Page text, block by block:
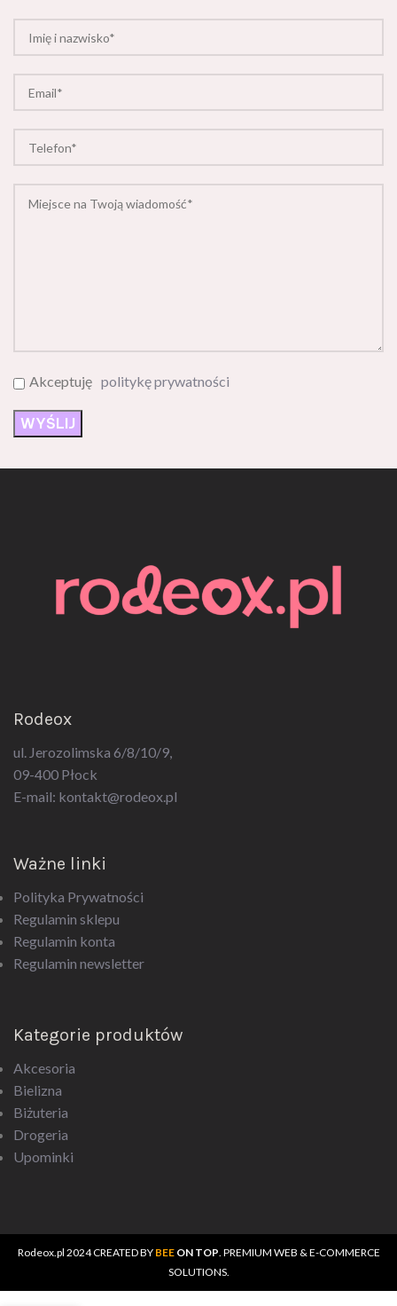
Akceptuję politykę prywatności
Rodeox
ul. Jerozolimska 6/8/10/9,
09-400 Płock
E-mail: kontakt@rodeox.pl
Ważne linki
Polityka Prywatności
Regulamin sklepu
Regulamin konta
Regulamin newsletter
Kategorie produktów
Akcesoria
Bielizna
Biżuteria
Drogeria
Upominki
Rodeox.pl 2024 CREATED BY BEEON TOP . PREMIUM WEB & E-COMMERCE
SOLUTIONS.